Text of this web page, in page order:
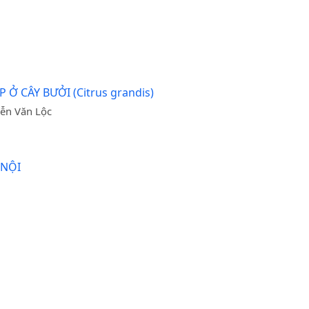
Ở CÂY BƯỞI (Citrus grandis)
Văn Lộc